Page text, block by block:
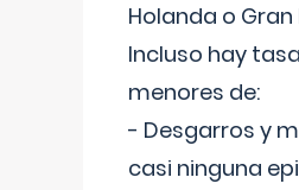
Holanda o
Incluso hay
menores de:
- Desgarros y
casi ninguna